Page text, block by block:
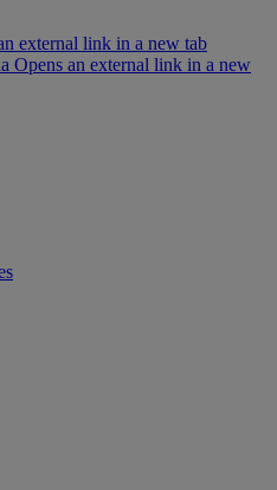
external link in a new tab
Opens an external link in a new